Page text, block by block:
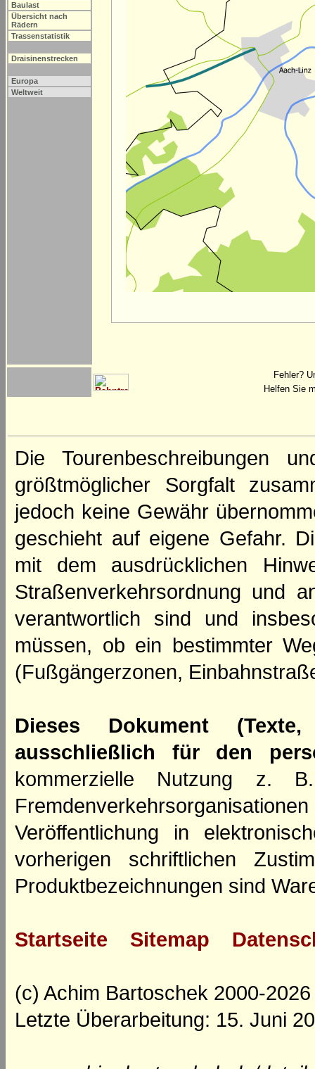
Baulast
Übersicht nach
Rädern
Trassenstatistik
Draisinenstrecken
Europa
Weltweit
Fehler?
Helfen Sie
Die Tourenbeschreibungen
größtmöglicher Sorgfalt
jedoch keine Gewähr
geschieht auf eigene Gefahr.
mit dem ausdrücklichen
Straßenverkehrsordnung und
verantwortlich sind und
müssen, ob ein bestimmter
(Fußgängerzonen,
Dieses Dokument
ausschließlich für den
kommerzielle Nutzung z.
Veröffentlichung in
vorherigen schriftlichen
Produktbezeichnungen sind
Startseite Sitemap
(c) Achim Bartoschek 2000-2026
Letzte Überarbeitung: 15. Juni